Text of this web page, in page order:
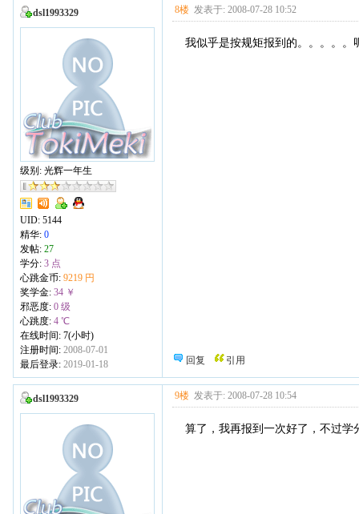
dsl1993329
级别: 光辉一年生
UID: 5144
精华: 0
发帖: 27
学分: 3 点
心跳金币: 9219 円
奖学金: 34 ￥
邪恶度: 0 级
心跳度: 4 ℃
在线时间: 7(小时)
注册时间: 2008-07-01
最后登录: 2019-01-18
8楼 发表于: 2008-07-28 10:52
我似乎是按规矩报到的。。。。。
回复 引用
dsl1993329 9楼 发表于: 2008-07-28 10:54
算了，我再报到一次好了，不过